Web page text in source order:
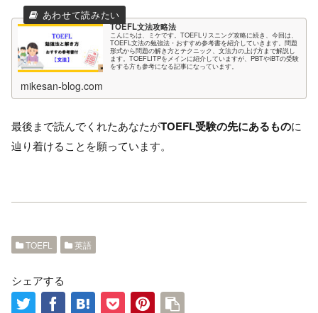
TOEFL文法攻略法
こんにちは、ミケです。TOEFLリスニング攻略に続き、今回は、
TOEFL文法の勉強法・おすすめ参考書を紹介していきます。問題
形式から問題の解き方とテクニック、文法力の上げ方まで解説し
ます。TOEFLITPをメインに紹介していますが、PBTやiBTの受験
をする方も参考になる記事になっています。
mikesan-blog.com
最後まで読んでくれたあなたがTOEFL受験の先にあるものに
辿り着けることを願っています。
TOEFL 英語
シェアする